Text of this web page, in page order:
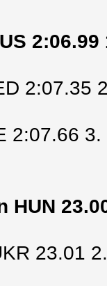
2:07.35
2:07.66 3.
HUN
23.01